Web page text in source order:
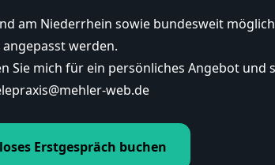
am Niederrhein sowie bundesweit
werden.
Sie mich für ein persönliches Angebot
web.de
Erstgespräch buchen